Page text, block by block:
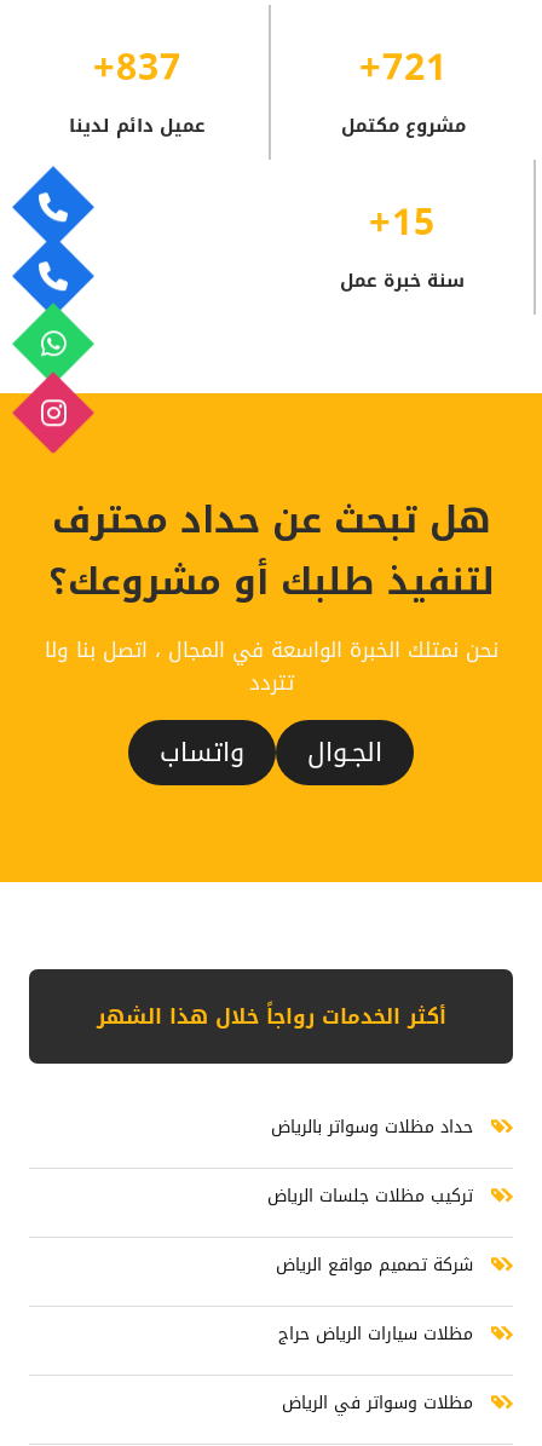
721+
مشروع مكتمل
837+
عميل دائم لدينا
15+
سنة خبرة عمل
هل تبحث عن حداد محترف
لتنفيذ طلبك أو مشروعك؟
نحن نمتلك الخبرة الواسعة في المجال ، اتصل بنا ولا
تتردد
الجـوال واتساب
أكثر الخدمات رواجاً خلال هذا الشهر
حداد مظلات وسواتر بالرياض
تركيب مظلات جلسات الرياض
شركة تصميم مواقع الرياض
مظلات سيارات الرياض حراج
مظلات وسواتر في الرياض